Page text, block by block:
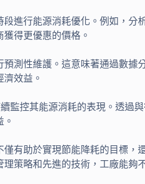
進行能源消耗優化。例如，
得更優惠的價格。
測性維護。這意味著通過數
效益。
監控其能源消耗的表現。透過
有助於實現節能降耗的目標
策略和先進的技術，工廠能夠